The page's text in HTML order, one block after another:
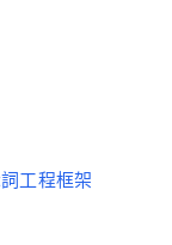
工程框架